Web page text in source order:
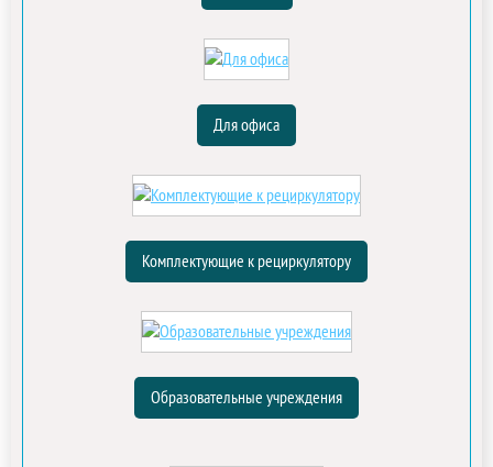
Для офиса
Комплектующие к рециркулятору
Образовательные учреждения